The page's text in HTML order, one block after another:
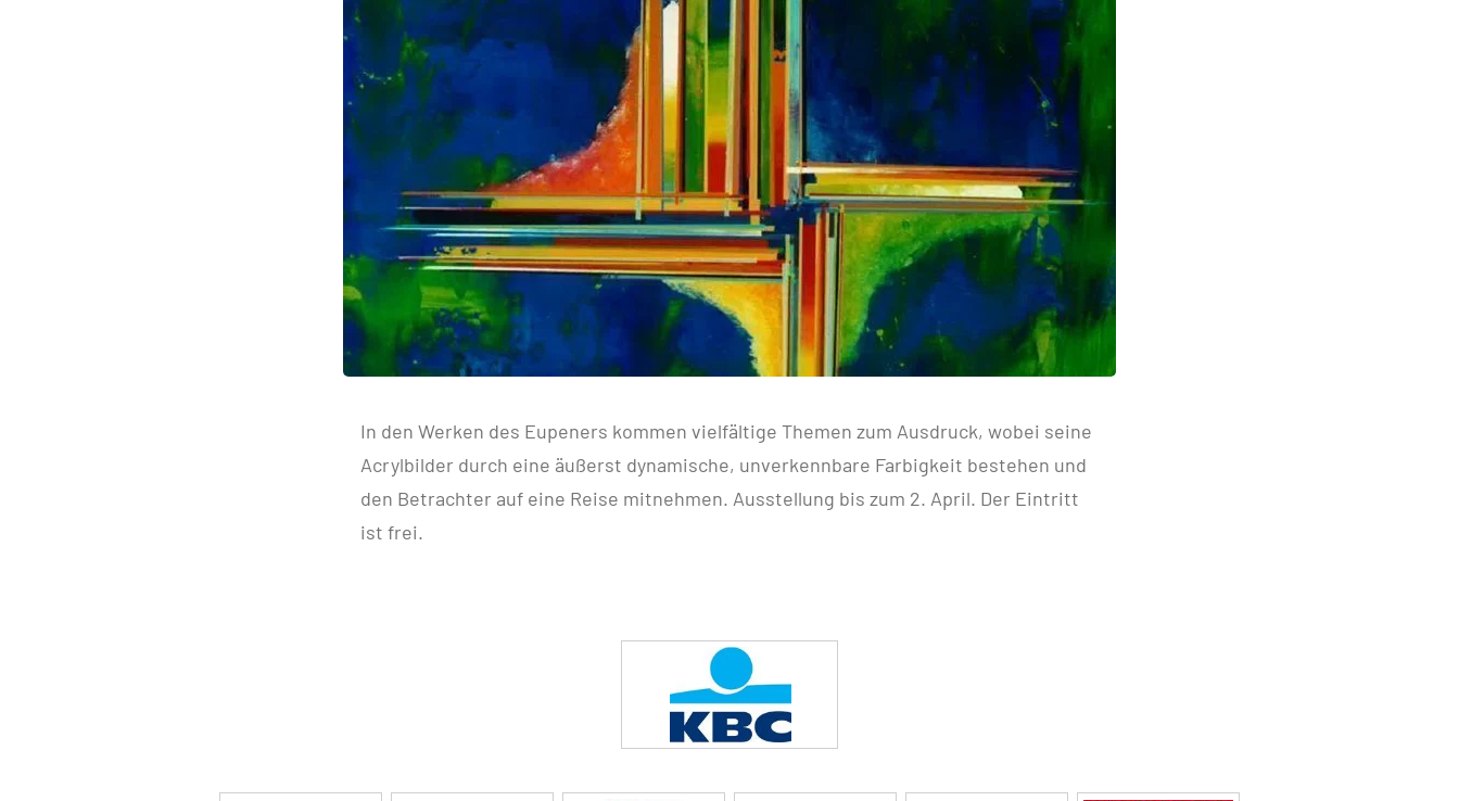
In den Werken des Eupeners kommen vielfältige Themen zum Ausdruck, wobei seine
Acrylbilder durch eine äußerst dynamische, unverkennbare Farbigkeit bestehen und
den Betrachter auf eine Reise mitnehmen. Ausstellung bis zum 2. April. Der Eintritt
ist frei.